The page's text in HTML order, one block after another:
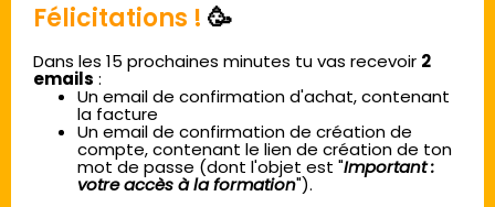
Félicitations ! 🥳
Dans les 15 prochaines minutes tu vas recevoir 2
emails :
Un email de confirmation d'achat, contenant
la facture
Un email de confirmation de création de
compte, contenant le lien de création de ton
mot de passe (dont l'objet est "Important :
votre accès à la formation").